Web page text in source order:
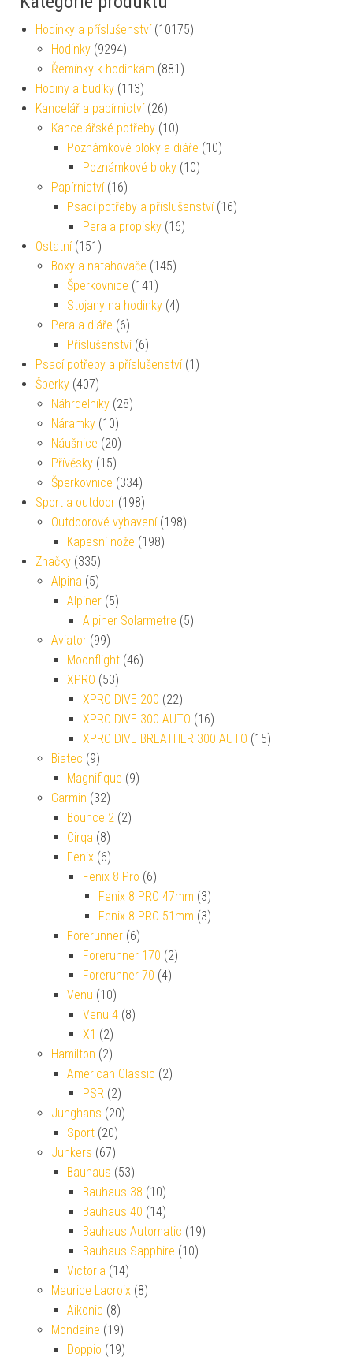
Hodinky a příslušenství (10175)
Hodinky (9294)
Řemínky k hodinkám (881)
Hodiny a budíky (113)
Kancelář a papírnictví (26)
Kancelářské potřeby (10)
Poznámkové bloky a diáře (10)
Poznámkové bloky (10)
Papírnictví (16)
Psací potřeby a příslušenství (16)
Pera a propisky (16)
Ostatní (151)
Boxy a natahovače (145)
Šperkovnice (141)
Stojany na hodinky (4)
Pera a diáře (6)
Příslušenství (6)
Psací potřeby a příslušenství (1)
Šperky (407)
Náhrdelníky (28)
Náramky (10)
Náušnice (20)
Přívěsky (15)
Šperkovnice (334)
Sport a outdoor (198)
Outdoorové vybavení (198)
Kapesní nože (198)
Značky (335)
Alpina (5)
Alpiner (5)
Alpiner Solarmetre (5)
Aviator (99)
Moonflight (46)
XPRO (53)
XPRO DIVE 200 (22)
XPRO DIVE 300 AUTO (16)
XPRO DIVE BREATHER 300 AUTO (15)
Biatec (9)
Magnifique (9)
Garmin (32)
Bounce 2 (2)
Cirqa (8)
Fenix (6)
Fenix 8 Pro (6)
Fenix 8 PRO 47mm (3)
Fenix 8 PRO 51mm (3)
Forerunner (6)
Forerunner 170 (2)
Forerunner 70 (4)
Venu (10)
Venu 4 (8)
X1 (2)
Hamilton (2)
American Classic (2)
PSR (2)
Junghans (20)
Sport (20)
Junkers (67)
Bauhaus (53)
Bauhaus 38 (10)
Bauhaus 40 (14)
Bauhaus Automatic (19)
Bauhaus Sapphire (10)
Victoria (14)
Maurice Lacroix (8)
Aikonic (8)
Mondaine (19)
Doppio (19)